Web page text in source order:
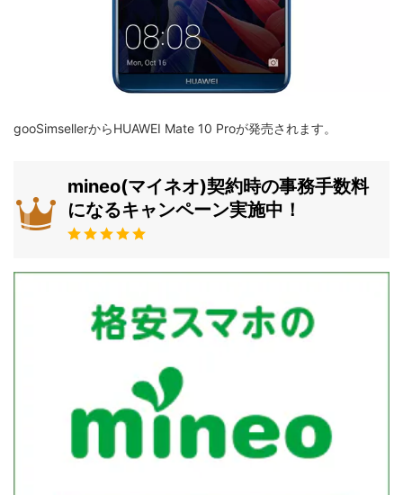
gooSimsellerからHUAWEI Mate 10 Proが発売されます。
mineo(マイネオ)契約時の事務手数料
になるキャンペーン実施中！